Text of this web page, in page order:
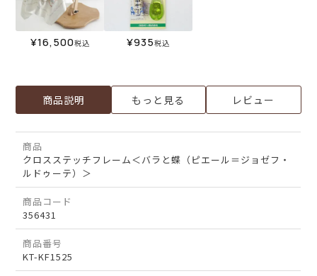
¥16,500税込 ¥935税込
商品説明 もっと見る レビュー
商品
クロスステッチフレーム＜バラと蝶（ピエール＝ジョゼフ・
ルドゥーテ）＞
商品コード
356431
商品番号
KT-KF1525